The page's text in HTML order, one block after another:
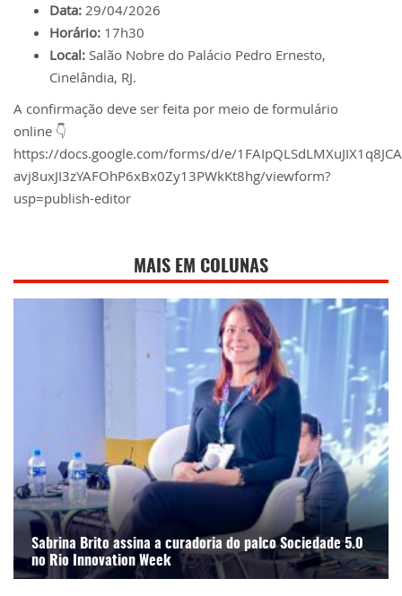
Data: 29/04/2026
Horário: 17h30
Local: Salão Nobre do Palácio Pedro Ernesto,
Cinelândia, RJ.
A confirmação deve ser feita por meio de formulário
online 👇
https://docs.google.com/forms/d/e/
avj8uxJI3zYAFOhP6xBx0Zy13PWkKt8hg/viewform?
usp=publish-editor
MAIS EM COLUNAS
Sabrina Brito assina a curadoria do palco Sociedade 5.0
no Rio Innovation Week